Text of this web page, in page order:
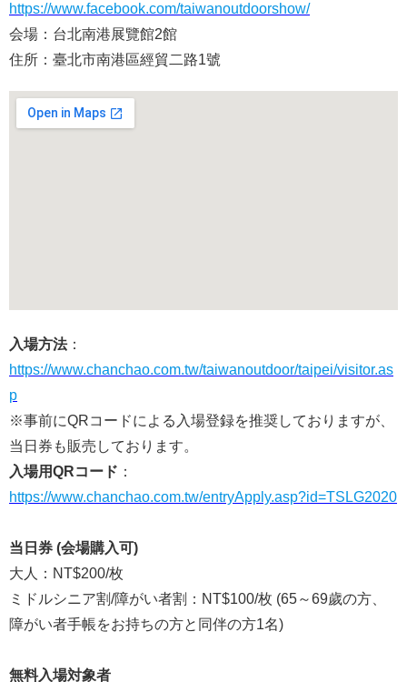
https://www.facebook.com/taiwanoutdoorshow/
会場：台北南港展覽館2館
住所：臺北市南港區經貿二路1號
入場方法：
https://www.chanchao.com.tw/taiwanoutdoor/taipei/visitor.as
p
※事前にQRコードによる入場登録を推奨しておりますが、
当日券も販売しております。
入場用QRコード ：
https://www.chanchao.com.tw/entryApply.asp?id=TSLG2020
当日券 (会場購入可)
大人：NT$200/枚
ミドルシニア割/障がい者割：NT$100/枚 (65～69歲の方、
障がい者手帳をお持ちの方と同伴の方1名)
無料入場対象者